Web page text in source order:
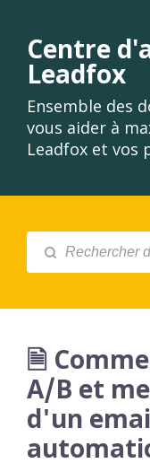
Centre
Leadfox
Ensemble des
vous aider à
Leadfox et vos
🗎
A/B et
d'un